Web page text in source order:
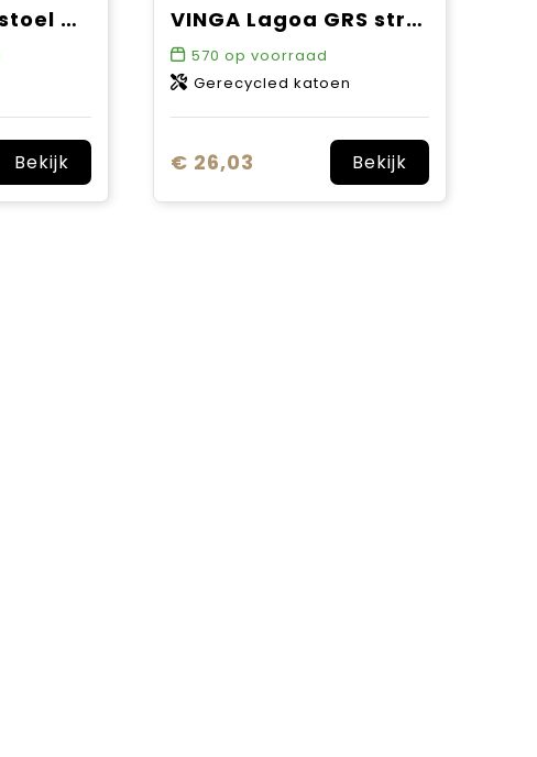
VINGA Lounge stoel handdoek
Bekijk
VINGA Lagoa GRS strandhanddoek
570 op voorraad
Gerecycled katoen
€ 26,03 Bekijk